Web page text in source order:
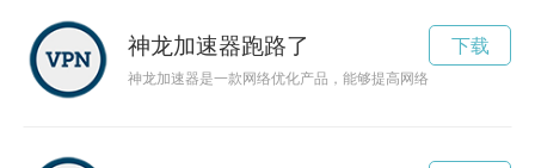
神龙加速器跑路了
神龙加速器是一款网络优化产品，能够提高网络传输效率、增
下载